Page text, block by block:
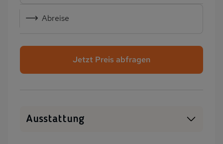
Abreise
Jetzt Preis abfragen
Ausstattung